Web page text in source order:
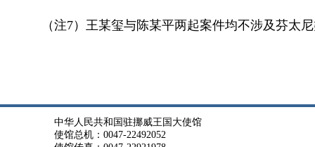
（注7）王某玺与陈某平两起案件均不涉及芬太
中华人民共和国驻挪威王国大使馆
使馆总机：0047-22492052